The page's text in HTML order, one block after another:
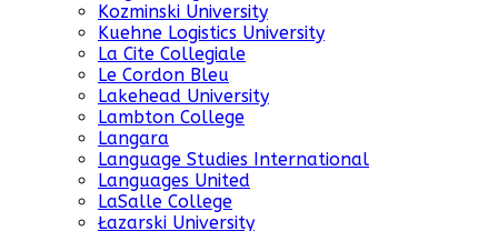
Kozminski University
Kuehne Logistics University
La Cite Collegiale
Le Cordon Bleu
Lakehead University
Lambton College
Langara
Language Studies International
Languages United
LaSalle College
Łazarski University